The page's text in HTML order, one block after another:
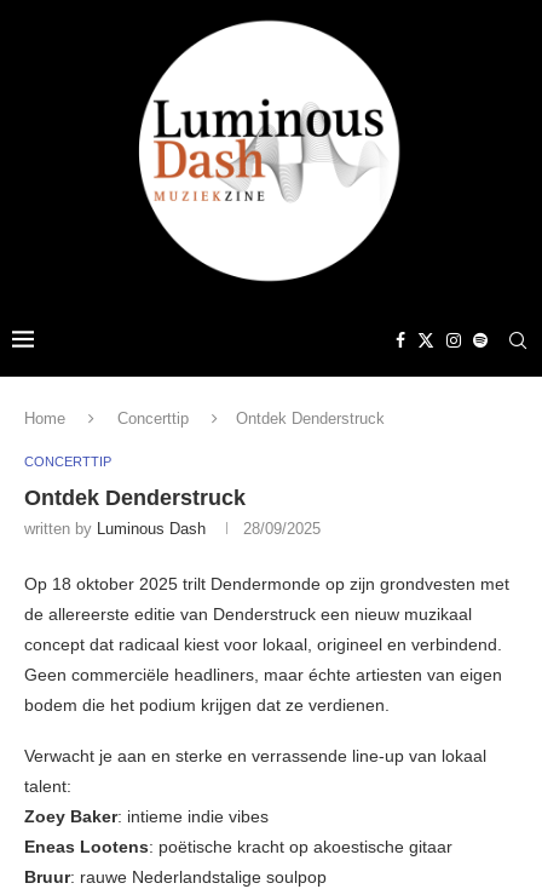
Home Concerttip Ontdek Denderstruck
CONCERTTIP
Ontdek Denderstruck
written by Luminous Dash 28/09/2025
Op 18 oktober 2025 trilt Dendermonde op zijn grondvesten met
de allereerste editie van Denderstruck een nieuw muzikaal
concept dat radicaal kiest voor lokaal, origineel en verbindend.
Geen commerciële headliners, maar échte artiesten van eigen
bodem die het podium krijgen dat ze verdienen.
Verwacht je aan en sterke en verrassende line-up van lokaal
talent:
Zoey Baker: intieme indie vibes
Eneas Lootens: poëtische kracht op akoestische gitaar
Bruur: rauwe Nederlandstalige soulpop